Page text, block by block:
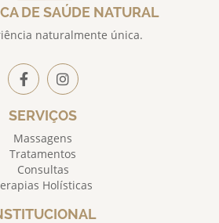
DE SAÚDE NATURAL
naturalmente única.
SERVIÇOS
Massagens
Tratamentos
Consultas
Holísticas